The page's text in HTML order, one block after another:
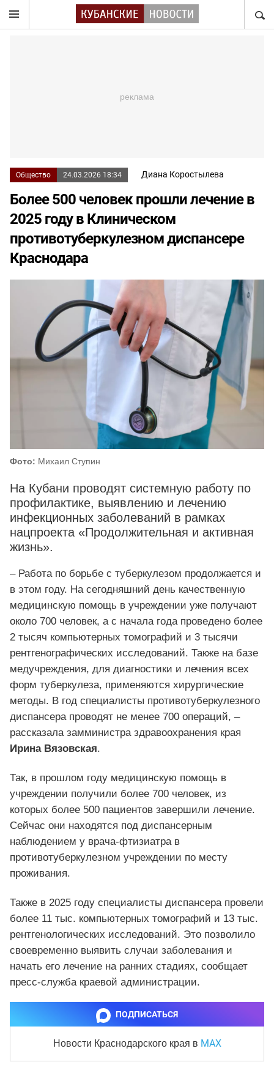
Общество 24.03.2026 18:34 Диана Коростылева
Более 500 человек прошли лечение в
2025 году в Клиническом
противотуберкулезном диспансере
Краснодара
Фото: Михаил Ступин
На Кубани проводят системную работу по
профилактике, выявлению и лечению
инфекционных заболеваний в рамках
нацпроекта «Продолжительная и активная
жизнь».
– Работа по борьбе с туберкулезом продолжается и
в этом году. На сегодняшний день качественную
медицинскую помощь в учреждении уже получают
около 700 человек, а с начала года проведено более
2 тысяч компьютерных томографий и 3 тысячи
рентгенографических исследований. Также на базе
медучреждения, для диагностики и лечения всех
форм туберкулеза, применяются хирургические
методы. В год специалисты противотуберкулезного
диспансера проводят не менее 700 операций, –
рассказала замминистра здравоохранения края
Ирина Вязовская.
Так, в прошлом году медицинскую помощь в
учреждении получили более 700 человек, из
которых более 500 пациентов завершили лечение.
Сейчас они находятся под диспансерным
наблюдением у врача-фтизиатра в
противотуберкулезном учреждении по месту
проживания.
Также в 2025 году специалисты диспансера провели
более 11 тыс. компьютерных томографий и 13 тыс.
рентгенологических исследований. Это позволило
своевременно выявить случаи заболевания и
начать его лечение на ранних стадиях, сообщает
пресс-служба краевой администрации.
ПОДПИСАТЬСЯ
Новости Краснодарского края в MAX